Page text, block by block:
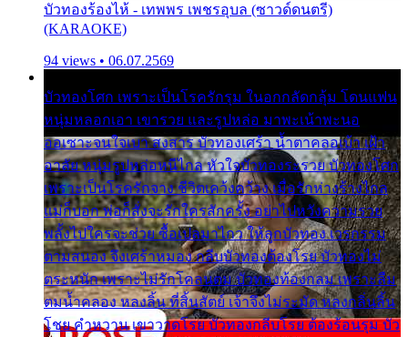
บัวทองร้องไห้ - เทพพร เพชรอุบล (ซาวด์ดนตรี)
(KARAOKE)
94 views • 06.07.2569
บัวทองโศก เพราะเป็นโรครักรุม ในอกกลัดกลุ้ม โดนแฟน
หนุ่มหลอกเอา เขารวย และรูปหล่อ มาพะเน้าพะนอ
ออเซาะจนใจเบา สงสาร บัวทองเศร้า น้ำตาคลอเบ้า เฝ้า
อาลัย หนุ่มรูปหล่อหนีไกล หัวใจบัวทองระรวย บัวทองโศก
เพราะเป็นโรครักจาง ชีวิตเคว้งคว้าง เมื่อรักห่างร้างไกล
แม่ก็บอก พ่อก็สั่งจะรักใครสักครั้ง อย่าไปหวังความรวย
พลั้งไปใครจะช่วย ซื้อเปลมาไกว ให้ลูกบัวทอง เวรกรรม
ตามสนอง จึงเศร้าหมอง กลีบบัวทองต้องโรย บัวทองไม่
ตระหนัก เพราะไม่รักโคลนตม บัวทองท้องกลม เพราะลืม
ตมน้ำคลอง หลงลิ้น ที่สิ้นสัตย์ เจ้าจึงไม่ระมัด หลงกลิ่นลิ้น
โชย คำหวาน เขาวาดโรย บัวทองกลีบโรย ต้องร้อนรุม บัว